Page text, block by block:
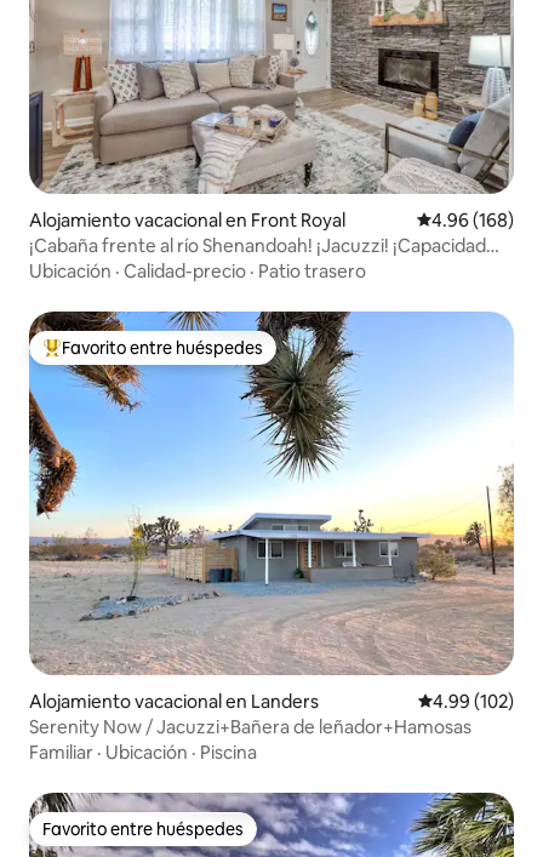
Alojamiento vacacional en Front Royal Calificación
4.96 (168)
¡Cabaña frente al río Shenandoah! ¡Jacuzzi! ¡Capacidad
para 4 personas!
Ubicación · Calidad-precio · Patio trasero
Favorito entre huéspedes preferido
Favorito entre huéspedes
Alojamiento vacacional en Landers Calificación
4.99 (102)
Serenity Now / Jacuzzi+Bañera de leñador+Hamosas
Familiar · Ubicación · Piscina
Favorito entre huéspedes
Favorito entre huéspedes